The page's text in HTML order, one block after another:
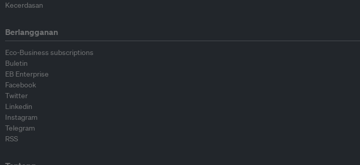
Kecerdasan
Berlangganan
Eco-Business subscriptions
Buletin
EB Enterprise
Facebook
Twitter
Linkedin
Instagram
Telegram
RSS